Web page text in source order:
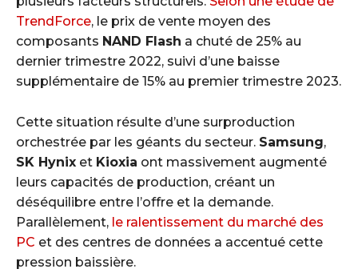
TrendForce, le prix de vente moyen des
composants NAND Flash a chuté de 25% au
dernier trimestre 2022, suivi d’une baisse
supplémentaire de 15% au premier trimestre 2023.
Cette situation résulte d’une surproduction
orchestrée par les géants du secteur. Samsung,
SK Hynix et Kioxia ont massivement augmenté
leurs capacités de production, créant un
déséquilibre entre l’offre et la demande.
Parallèlement, le ralentissement du marché des
PC et des centres de données a accentué cette
pression baissière.